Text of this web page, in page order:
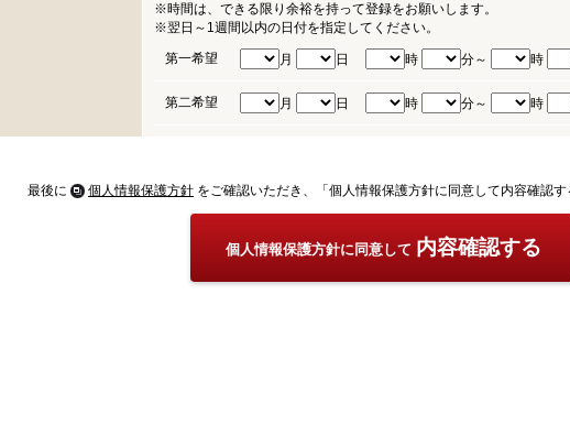
※時間は、できる限り余裕を持って登録をお願いします。
※翌日～1週間以内の日付を指定してください。
第一希望
月 日 時 分～ 時
第二希望 月 日 時 分～ 時
最後に 個人情報保護方針 をご確認いただき、「個人情報保護方針に同意して内容確認
個人情報保護方針に同意して 内容確認する